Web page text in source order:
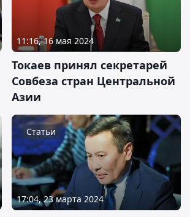
11:16, 16 мая 2024
Токаев принял секретарей
Совбеза стран Центральной
Азии
Статьи
17:04, 23 марта 2024